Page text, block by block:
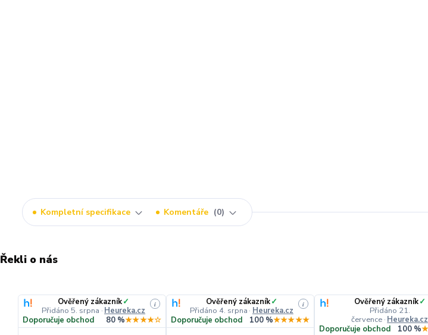
Kompletní specifikace Komentáře 0
Řekli o nás
Ověřený zákazník✓
Přidáno 5. srpna · Heureka.cz
i
Doporučuje obchod 80 %★★★★☆
Ověřený zákazník✓
Přidáno 4. srpna · Heureka.cz
i
Doporučuje obchod 100 %★★★★★
Ověřený zákazník✓
Přidáno 21.
července · Heureka.cz
Doporučuje obchod 100 %